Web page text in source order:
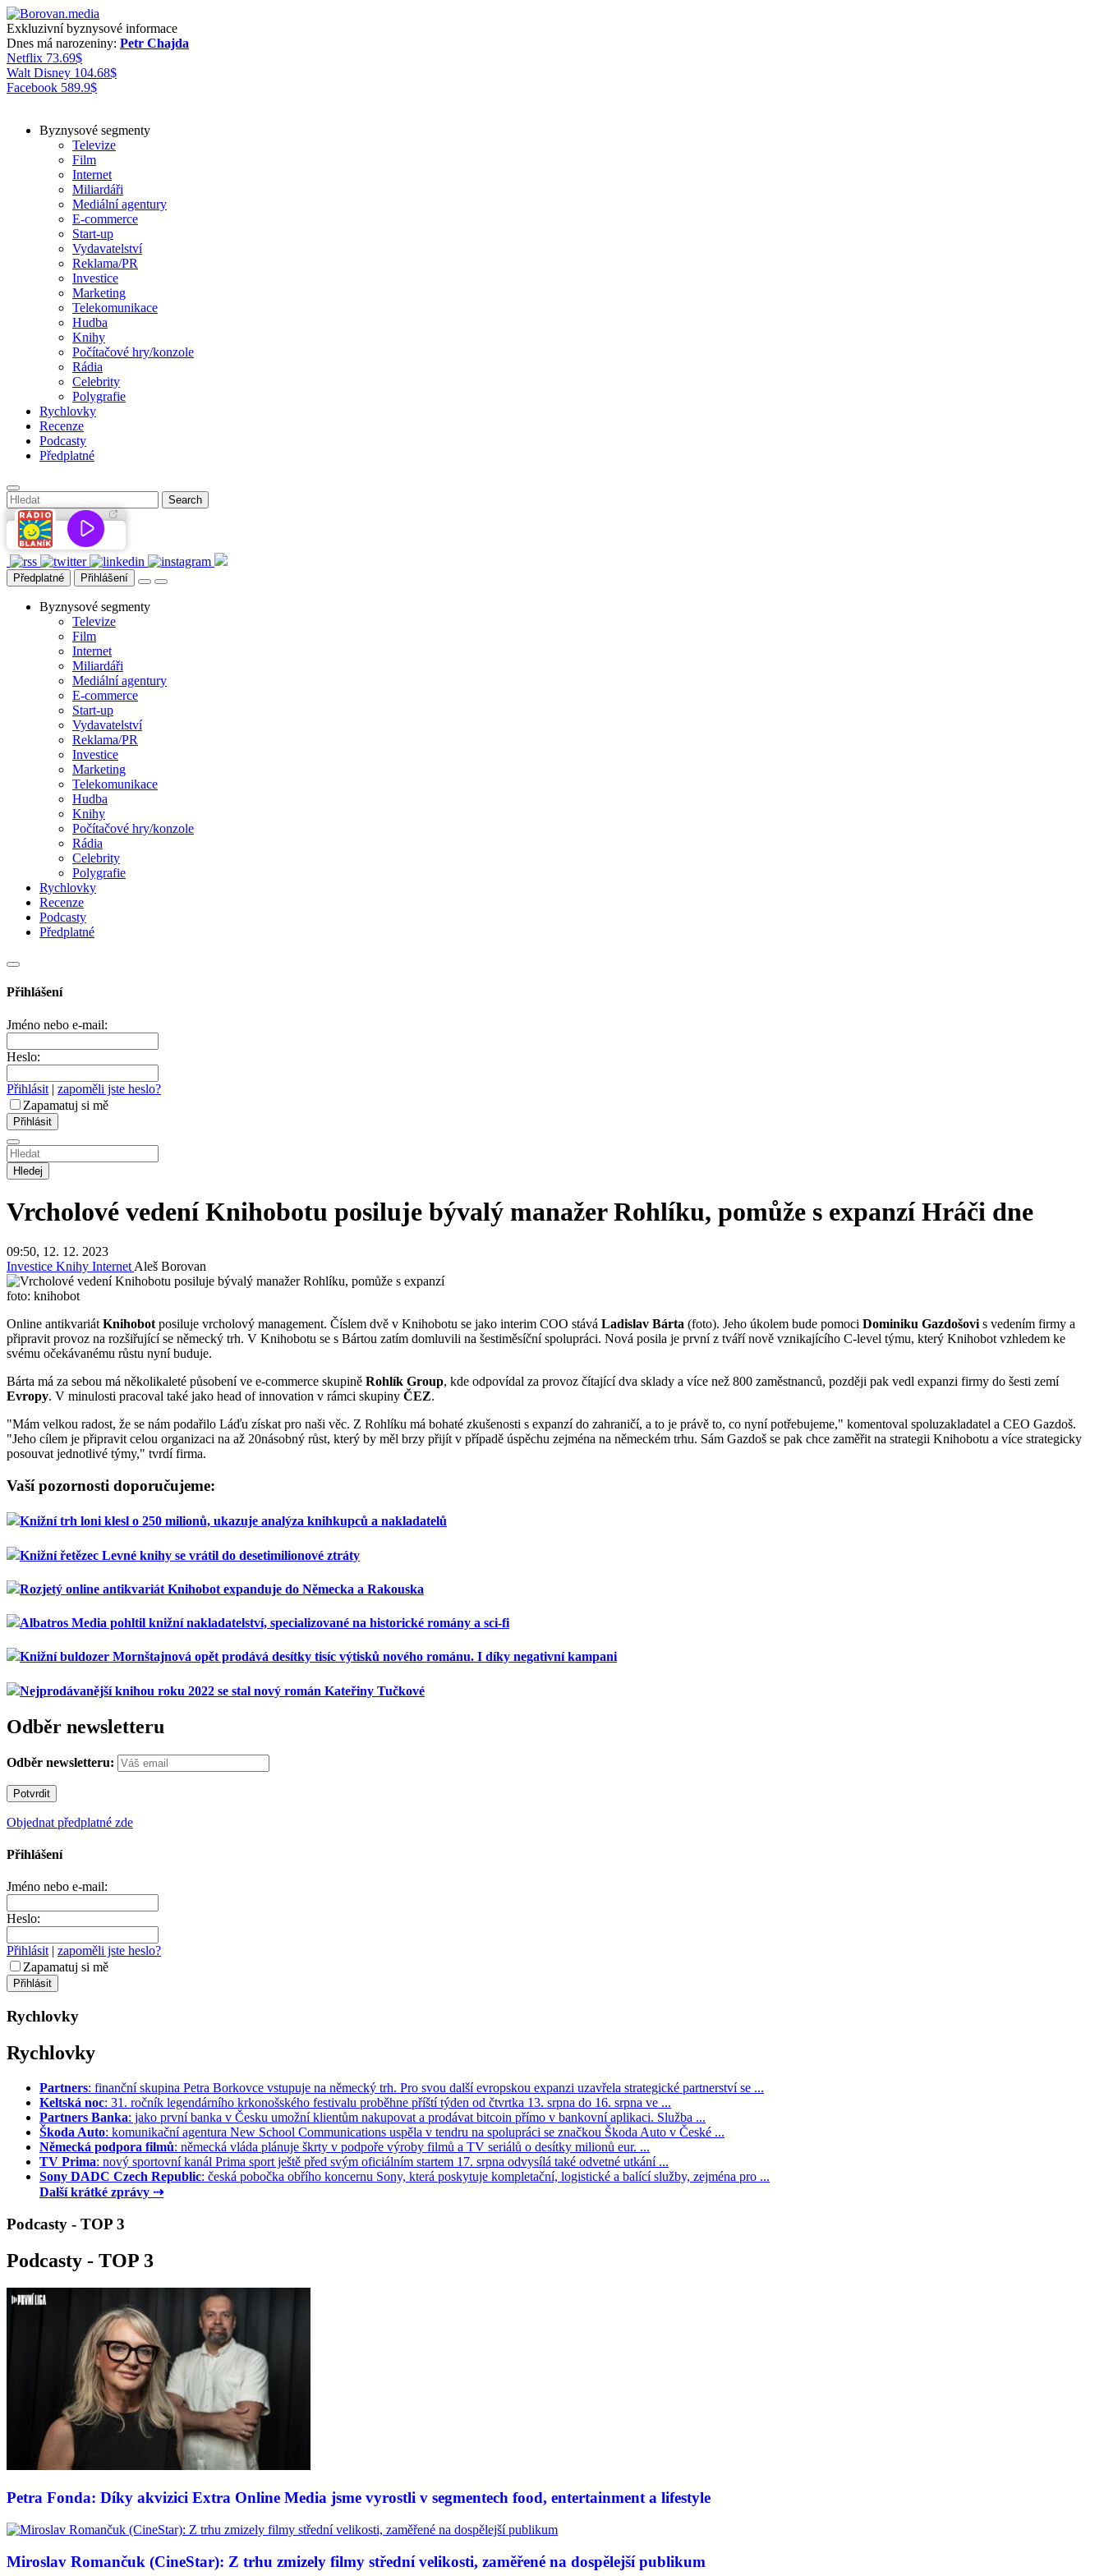
Exkluzivní byznysové informace
Dnes má narozeniny: Petr Chajda
Netflix 73.69$
Walt Disney 104.68$
Facebook 589.9$
Byznysové segmenty
Televize
Film
Internet
Miliardáři
Mediální agentury
E-commerce
Start-up
Vydavatelství
Reklama/PR
Investice
Marketing
Telekomunikace
Hudba
Knihy
Počítačové hry/konzole
Rádia
Celebrity
Polygrafie
Rychlovky
Recenze
Podcasty
Předplatné
Předplatné Přihlášení
Byznysové segmenty
Televize
Film
Internet
Miliardáři
Mediální agentury
E-commerce
Start-up
Vydavatelství
Reklama/PR
Investice
Marketing
Telekomunikace
Hudba
Knihy
Počítačové hry/konzole
Rádia
Celebrity
Polygrafie
Rychlovky
Recenze
Podcasty
Předplatné
Přihlášení
Jméno nebo e-mail:
Heslo:
Přihlásit | zapoměli jste heslo?
Zapamatuj si mě
Hledej
Vrcholové vedení Knihobotu posiluje bývalý manažer Rohlíku, pomůže s expanzí Hráči dne
09:50, 12. 12. 2023
Investice Knihy InternetAleš Borovan
foto: knihobot
Online antikvariátKnihobotposiluje vrcholový management. Číslem dvě v Knihobotu se jako interim COO stává Ladislav Bárta (foto). Jeho úkolem bude pomoci Dominiku Gazdošovis vedením firmy a
připravit provoz na rozšiřující se německý trh. V Knihobotu se s Bártou zatím domluvili na šestiměsíční spolupráci. Nová posila je první z tváří nově vznikajícího C-level týmu, který Knihobot vzhledem ke
svému očekávanému růstu nyní buduje.
Bárta má za sebou má několikaleté působení ve e-commerce skupině Rohlík Group, kde odpovídal za provoz čítající dva sklady a více než 800 zaměstnanců, později pak vedl expanzi firmy do šesti zemí
Evropy. V minulosti pracoval také jako head of innovation v rámci skupiny ČEZ.
"Mám velkou radost, že se nám podařilo Láďu získat pro naši věc. Z Rohlíku má bohaté zkušenosti s expanzí do zahraničí, a to je právě to, co nyní potřebujeme," komentoval spoluzakladatel a CEO Gazdoš.
"Jeho cílem je připravit celou organizaci na až 20násobný růst, který by měl brzy přijít v případě úspěchu zejména na německém trhu. Sám Gazdoš se pak chce zaměřit na strategii Knihobotu a více strategicky
posouvat jednotlivé týmy," tvrdí firma.
Vaší pozornosti doporučujeme:
Knižní trh loni klesl o 250 milionů, ukazuje analýza knihkupců a nakladatelů
Knižní řetězec Levné knihy se vrátil do desetimilionové ztráty
Rozjetý online antikvariát Knihobot expanduje do Německa a Rakouska
Albatros Media pohltil knižní nakladatelství, specializované na historické romány a sci-fi
Knižní buldozer Mornštajnová opět prodává desítky tisíc výtisků nového románu. I díky negativní kampani
Nejprodávanější knihou roku 2022 se stal nový román Kateřiny Tučkové
Odběr newsletteru
Odběr newsletteru:
Objednat předplatné zde
Přihlášení
Jméno nebo e-mail:
Heslo:
Přihlásit| zapoměli jste heslo?
Zapamatuj si mě
Rychlovky
Rychlovky
Partners: finanční skupina Petra Borkovce vstupuje na německý trh. Pro svou další evropskou expanzi uzavřela strategické partnerství se ...
Keltská noc: 31. ročník legendárního krkonošského festivalu proběhne příští týden od čtvrtka 13. srpna do 16. srpna ve ...
Partners Banka: jako první banka v Česku umožní klientům nakupovat a prodávat bitcoin přímo v bankovní aplikaci. Služba ...
Škoda Auto: komunikační agentura New School Communications uspěla v tendru na spolupráci se značkou Škoda Auto v České ...
Německá podpora filmů: německá vláda plánuje škrty v podpoře výroby filmů a TV seriálů o desítky milionů eur. ...
TV Prima: nový sportovní kanál Prima sport ještě před svým oficiálním startem 17. srpna odvysílá také odvetné utkání ...
Sony DADC Czech Republic: česká pobočka obřího koncernu Sony, která poskytuje kompletační, logistické a balící služby, zejména pro ...
Další krátké zprávy ⇢
Podcasty - TOP 3
Podcasty - TOP 3
Petra Fonda: Díky akvizici Extra Online Media jsme vyrostli v segmentech food, entertainment a lifestyle
Miroslav Romančuk (CineStar): Z trhu zmizely filmy střední velikosti, zaměřené na dospělejší publikum